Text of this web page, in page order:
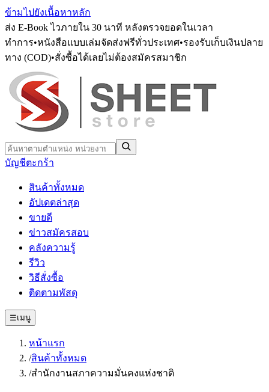
ข้ามไปยังเนื้อหาหลัก
ส่ง E-Book ไวภายใน 30 นาที หลังตรวจยอดในเวลา
ทำการ•หนังสือแบบเล่มจัดส่งฟรีทั่วประเทศ•รองรับเก็บเงินปลาย
ทาง (COD)•สั่งซื้อได้เลยไม่ต้องสมัครสมาชิก
บัญชีตะกร้า
สินค้าทั้งหมด
อัปเดตล่าสุด
ขายดี
ข่าวสมัครสอบ
คลังความรู้
รีวิว
วิธีสั่งซื้อ
ติดตามพัสดุ
☰เมนู
หน้าแรก
/สินค้าทั้งหมด
/สำนักงานสภาความมั่นคงแห่งชาติ